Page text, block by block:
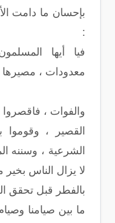
بإحسان ما دامت
:
فيا أيها
معدودات ، مصيرها
والفوات ،
القصير ، وقوموا
الشرعية ، وسننه
لا يزال الناس بخير
بالفطر قبل تحقق
ما بين صيامنا